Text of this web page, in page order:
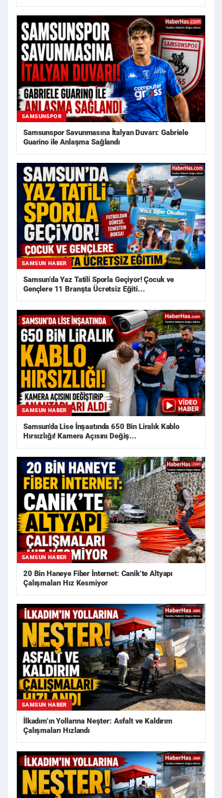
SAMSUNSPOR
Samsunspor Savunmasına İtalyan Duvarı: Gabriele
Guarino ile Anlaşma Sağlandı
SAMSUN HABER
Samsun’da Yaz Tatili Sporla Geçiyor! Çocuk ve
Gençlere 11 Branşta Ücretsiz Eğiti...
SAMSUN HABER
Samsun'da Lise İnşaatında 650 Bin Liralık Kablo
Hırsızlığı! Kamera Açısını Değiş...
SAMSUN HABER
20 Bin Haneye Fiber İnternet: Canik’te Altyapı
Çalışmaları Hız Kesmiyor
SAMSUN HABER
İlkadım’ın Yollarına Neşter: Asfalt ve Kaldırım
Çalışmaları Hızlandı